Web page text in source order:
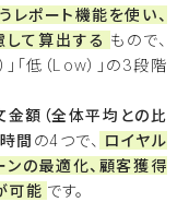
レポート機能を使い、
て算出する もので、
「低（Low）」の3段階
金額（全体平均との比
間 の4つで、 ロイヤル
ンの最適化、顧客獲得
可能 です。